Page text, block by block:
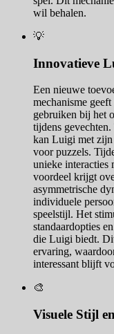
wil behalen.
💡
Innovatieve
Een nieuwe
mechanisme
gebruiken bij het
tijdens
kan Luigi met zijn
voor puzzels.
unieke interacties
voordeel krijgt
asymmetrische
individuele
speelstijl. Het
standaardopties
die Luigi biedt.
ervaring,
interessant blijft
🎨
Visuele Stijl